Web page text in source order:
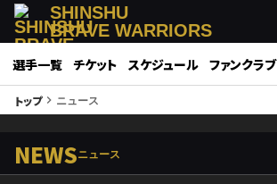
SHINSHU
BRAVE WARRIORS
選手一覧 チケット スケジュール ファンクラブ
トップkeyboard_arrow_right ニュース
NEWSニュース